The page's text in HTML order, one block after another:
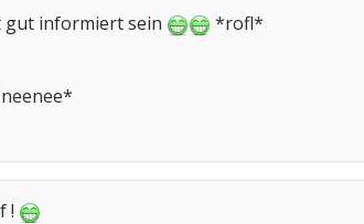
gut informiert sein
*rofl*
!